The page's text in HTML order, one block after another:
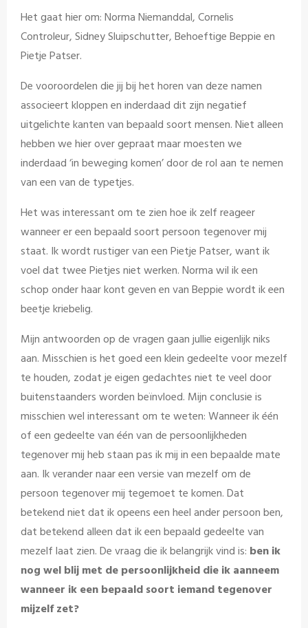
Het gaat hier om: Norma Niemanddal, Cornelis
Controleur, Sidney Sluipschutter, Behoeftige Beppie en
Pietje Patser.
De vooroordelen die jij bij het horen van deze namen
associeert kloppen en inderdaad dit zijn negatief
uitgelichte kanten van bepaald soort mensen. Niet alleen
hebben we hier over gepraat maar moesten we
inderdaad ‘in beweging komen’ door de rol aan te nemen
van een van de typetjes.
Het was interessant om te zien hoe ik zelf reageer
wanneer er een bepaald soort persoon tegenover mij
staat. Ik wordt rustiger van een Pietje Patser, want ik
voel dat twee Pietjes niet werken. Norma wil ik een
schop onder haar kont geven en van Beppie wordt ik een
beetje kriebelig.
Mijn antwoorden op de vragen gaan jullie eigenlijk niks
aan. Misschien is het goed een klein gedeelte voor mezelf
te houden, zodat je eigen gedachtes niet te veel door
buitenstaanders worden beïnvloed. Mijn conclusie is
misschien wel interessant om te weten: Wanneer ik één
of een gedeelte van één van de persoonlijkheden
tegenover mij heb staan pas ik mij in een bepaalde mate
aan. Ik verander naar een versie van mezelf om de
persoon tegenover mij tegemoet te komen. Dat
betekend niet dat ik opeens een heel ander persoon ben,
dat betekend alleen dat ik een bepaald gedeelte van
mezelf laat zien. De vraag die ik belangrijk vind is: ben ik
nog wel blij met de persoonlijkheid die ik aanneem
wanneer ik een bepaald soort iemand tegenover
mijzelf zet?